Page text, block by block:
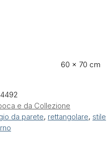
60 × 70 cm
e da Collezione
da parete, rettangolare, stile